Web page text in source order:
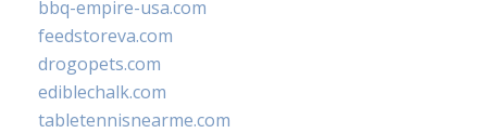
bbq-empire-usa.com
feedstoreva.com
drogopets.com
ediblechalk.com
tabletennisnearme.com